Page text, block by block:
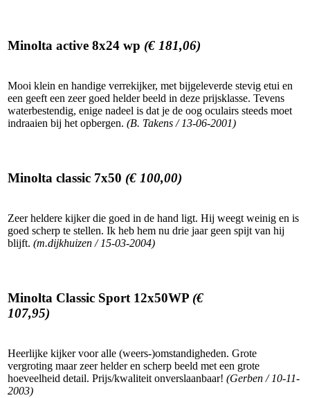
Minolta active 8x24 wp (€ 181,06)
Mooi klein en handige verrekijker, met bijgeleverde stevig etui en
een geeft een zeer goed helder beeld in deze prijsklasse. Tevens
waterbestendig, enige nadeel is dat je de oog oculairs steeds moet
indraaien bij het opbergen. (B. Takens / 13-06-2001)
Minolta classic 7x50 (€ 100,00)
Zeer heldere kijker die goed in de hand ligt. Hij weegt weinig en is
goed scherp te stellen. Ik heb hem nu drie jaar geen spijt van hij
blijft. (m.dijkhuizen / 15-03-2004)
Minolta Classic Sport 12x50WP (€
107,95)
Heerlijke kijker voor alle (weers-)omstandigheden. Grote
vergroting maar zeer helder en scherp beeld met een grote
hoeveelheid detail. Prijs/kwaliteit onverslaanbaar! (Gerben / 10-11-
2003)